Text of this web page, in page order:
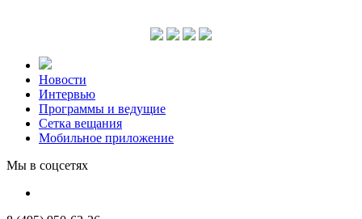
Новости
Интервью
Программы и ведущие
Сетка вещания
Мобильное приложение
Мы в соцсетях